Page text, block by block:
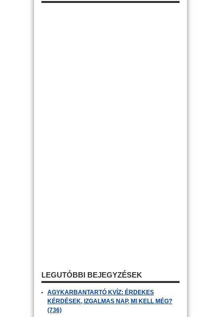
LEGUTÓBBI BEJEGYZÉSEK
AGYKARBANTARTÓ KVÍZ: ÉRDEKES
KÉRDÉSEK, IZGALMAS NAP, MI KELL MÉG?
(736)